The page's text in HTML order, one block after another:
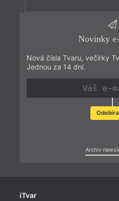
Novinky
Nová čísla Tvaru, večírky
Jednou za 14 dní.
Archiv
iTvar